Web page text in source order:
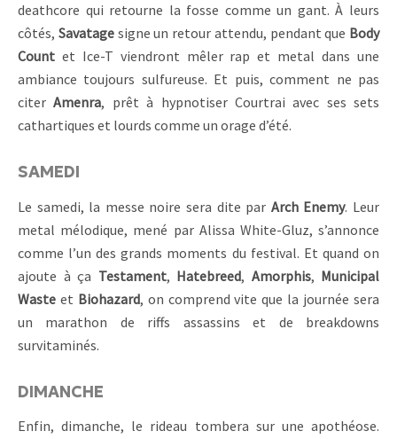
deathcore qui retourne la fosse comme un gant. À leurs
côtés, Savatagesigne un retour attendu, pendant que Body
Count et Ice-T viendront mêler rap et metal dans une
ambiance toujours sulfureuse. Et puis, comment ne pas
citerAmenra, prêt à hypnotiser Courtrai avec ses sets
cathartiques et lourds comme un orage d’été.
SAMEDI
Le samedi, la messe noire sera dite par Arch Enemy. Leur
metal mélodique, mené par Alissa White-Gluz, s’annonce
comme l’un des grands moments du festival. Et quand on
ajoute à ça Testament, Hatebreed, Amorphis, Municipal
Waste et Biohazard, on comprend vite que la journée sera
un marathon de riffs assassins et de breakdowns
survitaminés.
DIMANCHE
Enfin, dimanche, le rideau tombera sur une apothéose.